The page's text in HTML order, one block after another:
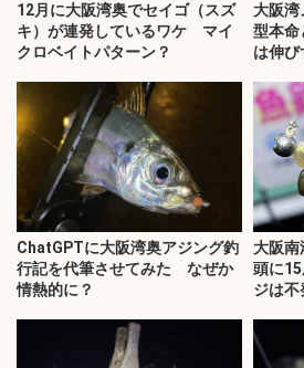
12月に大阪湾奥でセイゴ（スズ
キ）が連発しているワケ マイ
クロベイトパターン？
大阪
型本
は伸び
ChatGPTに大阪湾奥アジング釣
行記を代筆させてみた なぜか
情熱的に？
大阪
頭に
ジは不